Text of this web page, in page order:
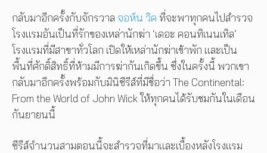
กลับมาอีกครั้งกับจักรวาล จอห์น วิค ที่จะพาทุกคนไปสำรวจ
โรงแรมอันเป็นที่รักของเหล่านักฆ่า ‘เดอะ คอนทิเนนเทิล’
โรงแรมที่มีสาขาทั่วโลก เปิดให้เหล่านักฆ่าเข้าพัก และเป็น
พื้นที่ศักดิ์สิทธิ์ที่ห้ามมีการฆ่ากันเกิดขึ้น ซึ่งในครั้งนี้ พวกเขา
กลับมาอีกครั้งพร้อมกับมินิซีรีส์ที่มีชื่อว่า The Continental:
From the World of John Wick ให้ทุกคนได้รับชมกันในเดือน
กันยายนนี้
ซีรีส์จำนวนสามตอนนี้จะสำรวจที่มาและเบื้องหลังโรงแรม